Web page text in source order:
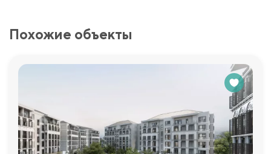
Похожие объекты